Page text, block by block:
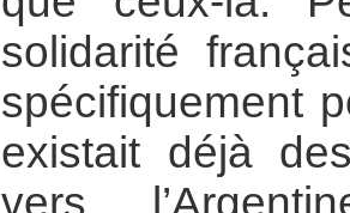
solidarité
spécifiquement
existait déjà
vers